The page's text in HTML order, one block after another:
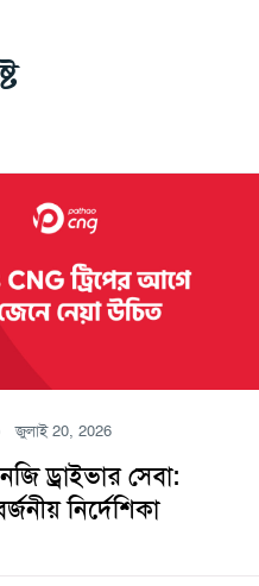
জুলাই 20, 2026
ড্রাইভার সেবা:
নির্দেশিকা